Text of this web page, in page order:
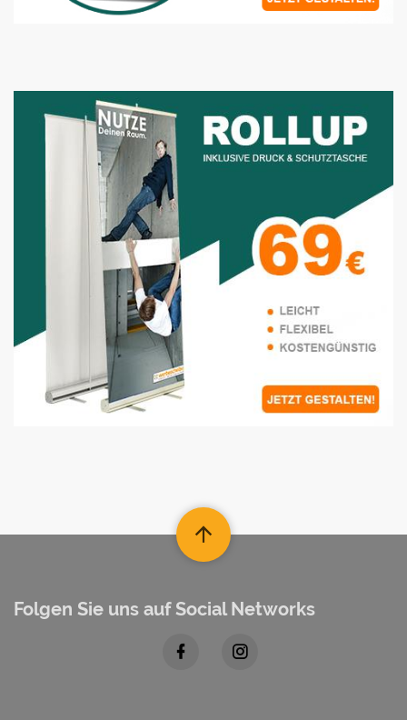
Folgen Sie uns auf Social Networks